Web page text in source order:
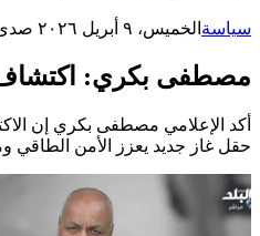
سياسة الخميس، ٩ أبريل ٢٠٢٦ صدى
مصطفى بكري: اكتشاف
أكد الإعلامي مصطفى بكري إن
حقل غاز جديد يعزز الأمن الطاقي